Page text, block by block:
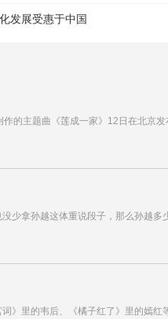
发展受惠于中国
的主题曲《莲成一家》12日在北京
少拿孙越这体重说段子，那么孙越多
》里的韦后、《橘子红了》里的嫣红